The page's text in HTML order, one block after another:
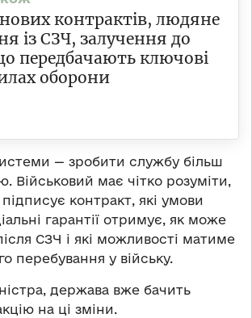
контрактів, людяне
із СЗЧ, залучення до
передбачають ключові
оборони
— зробити службу більш
Військовий має чітко розуміти,
контракт, які умови
гарантії отримує, як може
СЗЧ і які можливості матиме
перебування у війську.
держава вже бачить
на ці зміни.